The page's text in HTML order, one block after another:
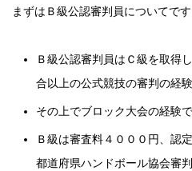
まずはＢ級公認審判員についてです
Ｂ級公認審判員はＣ級を取得
合以上の公式競技の審判の経
その上でブロック大会の経験
Ｂ級は審査料４０００円、認
都道府県ハンドボール協会審